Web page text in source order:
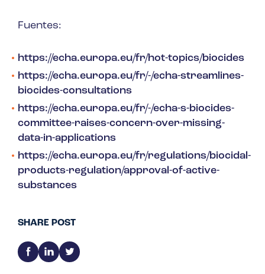
Fuentes:
https://echa.europa.eu/fr/hot-topics/biocides
https://echa.europa.eu/fr/-/echa-streamlines-
biocides-consultations
https://echa.europa.eu/fr/-/echa-s-biocides-
committee-raises-concern-over-missing-
data-in-applications
https://echa.europa.eu/fr/regulations/biocidal-
products-regulation/approval-of-active-
substances
SHARE POST